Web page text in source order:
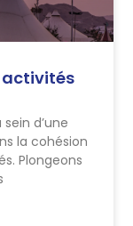
activités
d’une
la cohésion
Plongeons